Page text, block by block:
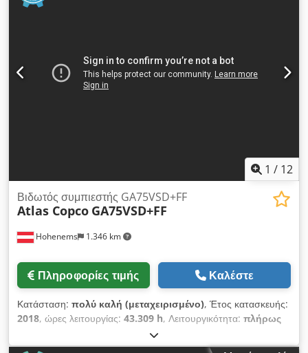
1 / 12
Hohenems 1.346 km
Βιδωτός συμπιεστής GA75VSD+FF
Atlas Copco GA75VSD+FF
Πληροφορίες τιμής Καλέστε
Κατάσταση: πολύ καλή (μεταχειρισμένο), Έτος κατασκευής:
2018, ώρες λειτουργίας: 43.309 h, Λειτουργικότητα: πλήρως
, Συμπιεστής βιδωτός Atlas Copco GA75VSD+FF
Περιλαμβάνει μετατροπέα συχνότητας και αφυγραντήρα Ισχύς: